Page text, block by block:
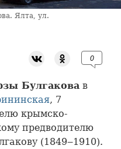
Ялта, ул.
0
Булгакова в
, 7
крымско-
предводителю
(1849‒1910).